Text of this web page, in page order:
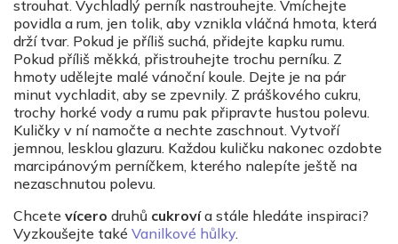
strouhat. Vychladlý perník nastrouhejte. Vmíchejte
povidla a rum, jen tolik, aby vznikla vláčná hmota, která
drží tvar. Pokud je příliš suchá, přidejte kapku rumu.
Pokud příliš měkká, přistrouhejte trochu perníku. Z
hmoty udělejte malé vánoční koule. Dejte je na pár
minut vychladit, aby se zpevnily. Z práškového cukru,
trochy horké vody a rumu pak připravte hustou polevu.
Kuličky v ní namočte a nechte zaschnout. Vytvoří
jemnou, lesklou glazuru. Každou kuličku nakonec ozdobte
marcipánovým perníčkem, kterého nalepíte ještě na
nezaschnutou polevu.
Chcete vícero druhů cukrovía stále hledáte inspiraci?
Vyzkoušejte také Vanilkové hůlky.